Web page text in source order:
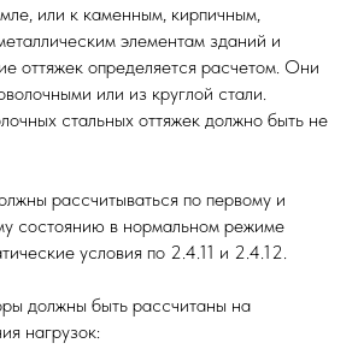
или к каменным, кирпичным,
элементам зданий и
оттяжек определяется расчетом. Они
или из круглой стали.
стальных оттяжек должно быть не
рассчитываться по первому и
состоянию в нормальном режиме
условия по 2.4.11 и 2.4.12.
должны быть рассчитаны на
нагрузок: